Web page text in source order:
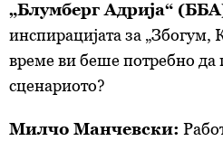
„Блумберг Адрија“
инспирацијата за „Збогум,
време ви беше потребно да
сценариото?
Милчо Манчевски: